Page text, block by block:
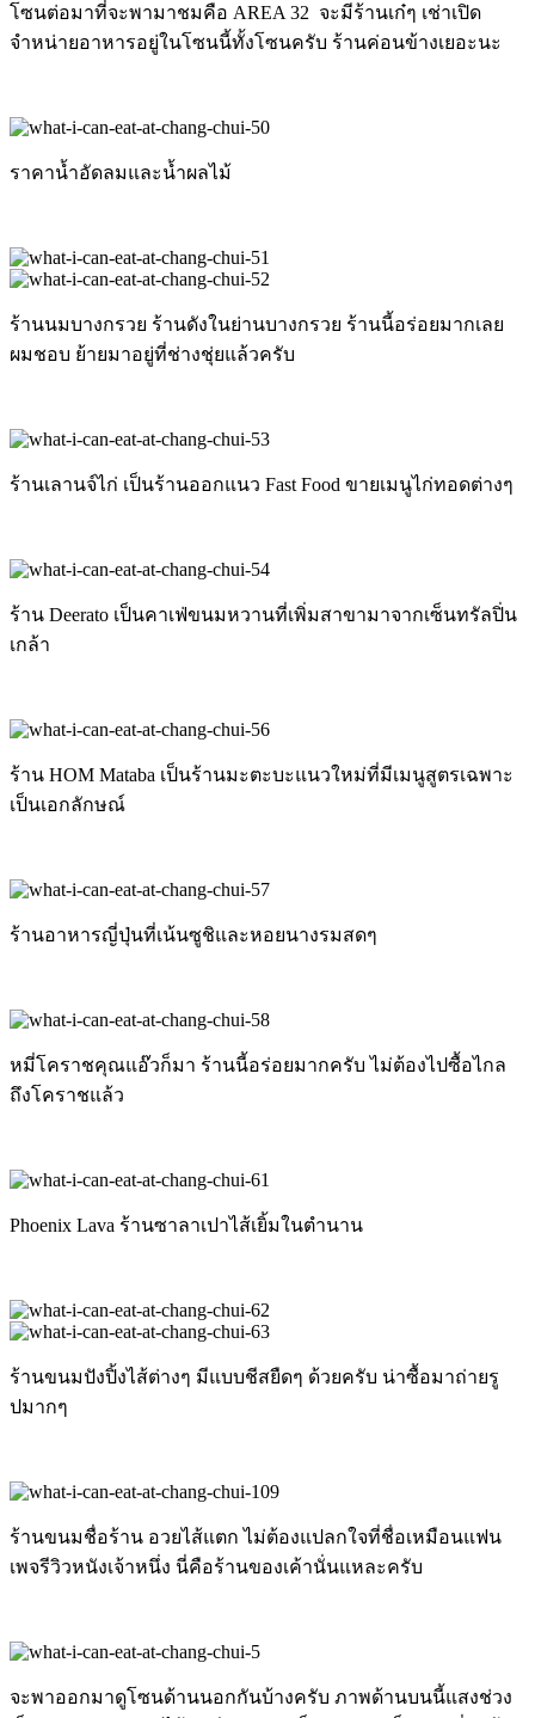
โซนต่อมาที่จะพามาชมคือ AREA 32 จะมีร้านเก๋ๆ เช่าเปิด
จำหน่ายอาหารอยู่ในโซนนี้ทั้งโซนครับ ร้านค่อนข้างเยอะนะ
ราคาน้ำอัดลมและน้ำผลไม้
ร้านนมบางกรวย ร้านดังในย่านบางกรวย ร้านนี้อร่อยมากเลย
ผมชอบ ย้ายมาอยู่ที่ช่างชุ่ยแล้วครับ
ร้านเลานจ์ไก่ เป็นร้านออกแนว Fast Food ขายเมนูไก่ทอดต่างๆ
ร้าน Deerato เป็นคาเฟ่ขนมหวานที่เพิ่มสาขามาจากเซ็นทรัลปิ่น
เกล้า
ร้าน HOM Mataba เป็นร้านมะตะบะแนวใหม่ที่มีเมนูสูตรเฉพาะ
เป็นเอกลักษณ์
ร้านอาหารญี่ปุ่นที่เน้นซูชิและหอยนางรมสดๆ
หมี่โคราชคุณแอ๊วก็มา ร้านนี้อร่อยมากครับ ไม่ต้องไปซื้อไกล
ถึงโคราชแล้ว
Phoenix Lava ร้านซาลาเปาไส้เยิ้มในตำนาน
ร้านขนมปังปิ้งไส้ต่างๆ มีแบบชีสยืดๆ ด้วยครับ น่าซื้อมาถ่ายรู
ปมากๆ
ร้านขนมชื่อร้าน อวยไส้แตก ไม่ต้องแปลกใจที่ชื่อเหมือนแฟน
เพจรีวิวหนังเจ้าหนึ่ง นี่คือร้านของเค้านั่นแหละครับ
จะพาออกมาดูโซนด้านนอกกันบ้างครับ ภาพด้านบนนี้แสงช่วง